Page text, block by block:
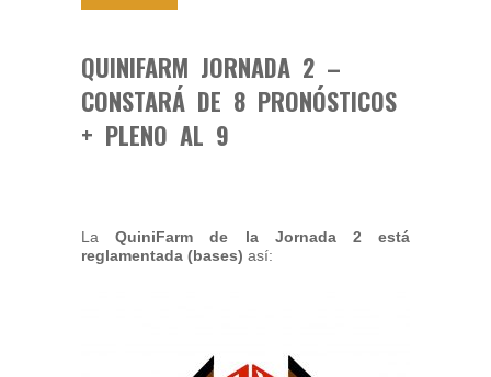
QUINIFARM JORNADA 2 –
CONSTARÁ DE 8 PRONÓSTICOS
+ PLENO AL 9
LaQuiniFarm
de la Jornada 2 está
reglamentada (bases) así: